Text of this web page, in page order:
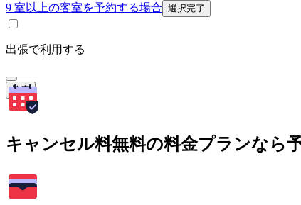
9 室以上の客室を予約する場合 選択完了
出張で利用する
検索
キャンセル料無料の料金プランなら